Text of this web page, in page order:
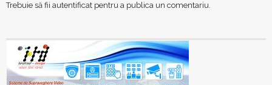
Trebuie să fii autentificat pentru a publica un comentariu.